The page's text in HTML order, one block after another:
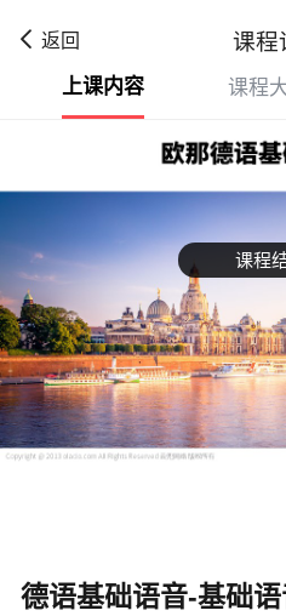
返回 课程
课程
上课内容 课程
德语基础语音-基础